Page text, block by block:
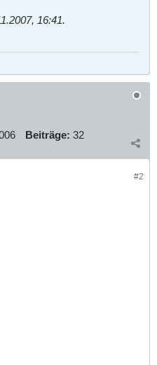
16:41.
Beiträge: 32
#2